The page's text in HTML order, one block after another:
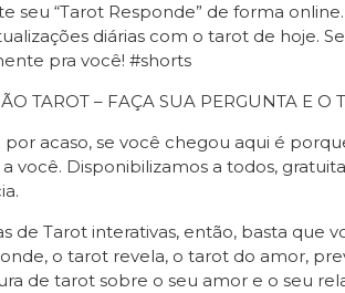
seu “Tarot Responde” de forma
diárias com o tarot de hoje.
pra você! #shorts
TAROT – FAÇA SUA PERGUNTA E O
por acaso, se você chegou aqui é
você. Disponibilizamos a todos,
de Tarot interativas, então, basta que
o tarot revela, o tarot do amor,
de tarot sobre o seu amor e o seu